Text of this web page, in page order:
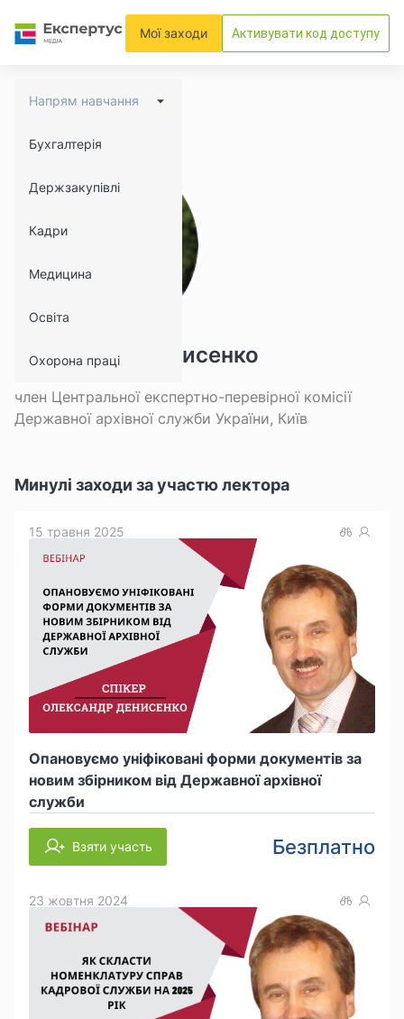
Мої заходи Активувати код доступу
Напрям навчання
Бухгалтерія
Держзакупівлі
Кадри
Медицина
Освіта
Охорона праці
Олександр Денисенко
член Центральної експертно-перевірної комісії
Державної архівної служби України, Київ
Минулі заходи за участю лектора
Опановуємо уніфіковані форми документів за
новим збірником від Державної архівної
служби
15 травня 2025
Безплатно
Взяти участь
23 жовтня 2024